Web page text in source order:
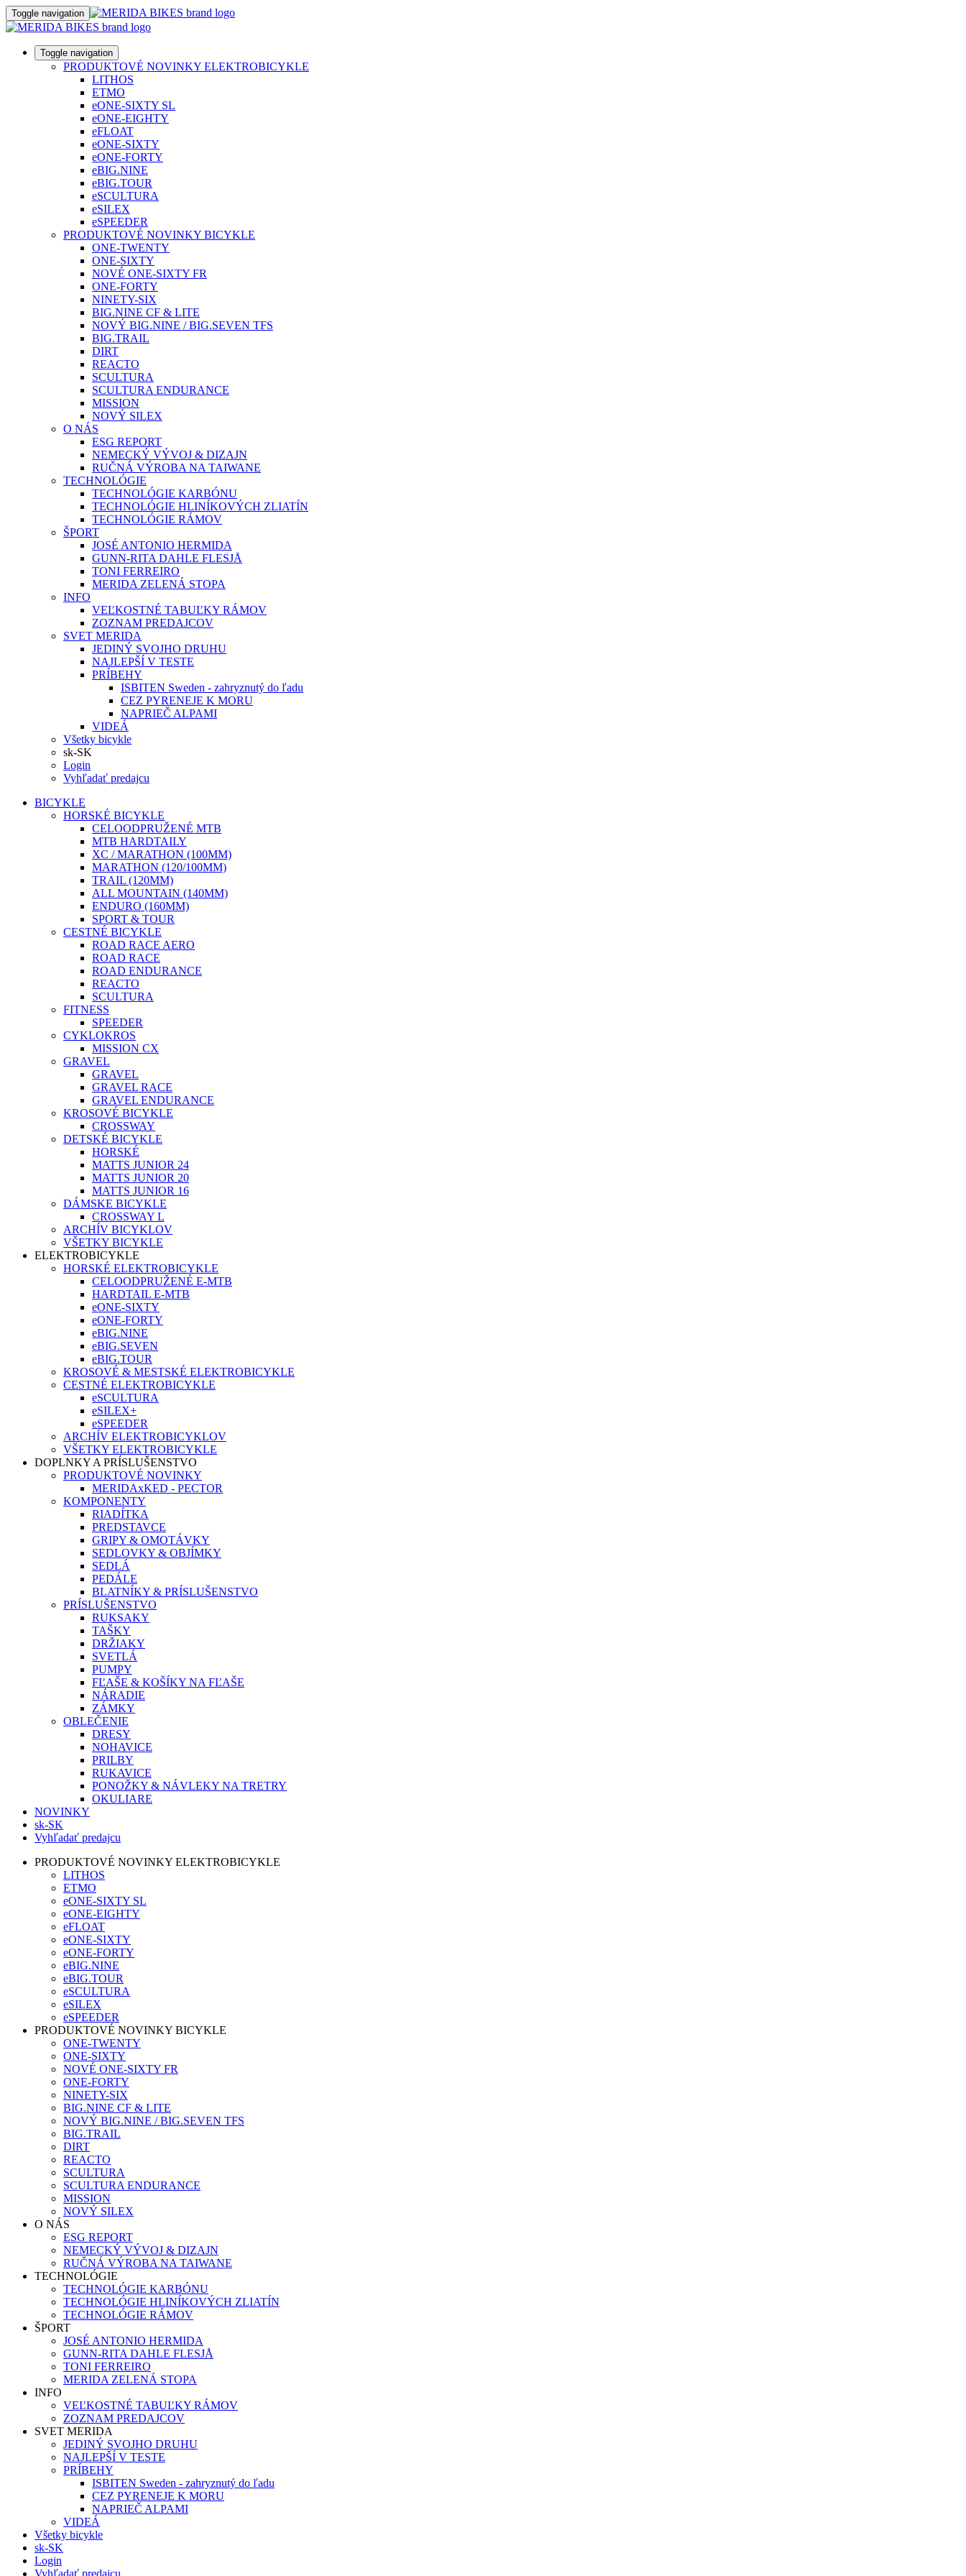
Toggle navigation
Toggle navigation
PRODUKTOVÉ NOVINKY ELEKTROBICYKLE
LITHOS
ETMO
eONE-SIXTY SL
eONE-EIGHTY
eFLOAT
eONE-SIXTY
eONE-FORTY
eBIG.NINE
eBIG.TOUR
eSCULTURA
eSILEX
eSPEEDER
PRODUKTOVÉ NOVINKY BICYKLE
ONE-TWENTY
ONE-SIXTY
NOVÉ ONE-SIXTY FR
ONE-FORTY
NINETY-SIX
BIG.NINE CF & LITE
NOVÝ BIG.NINE / BIG.SEVEN TFS
BIG.TRAIL
DIRT
REACTO
SCULTURA
SCULTURA ENDURANCE
MISSION
NOVÝ SILEX
O NÁS
ESG REPORT
NEMECKÝ VÝVOJ & DIZAJN
RUČNÁ VÝROBA NA TAIWANE
TECHNOLÓGIE
TECHNOLÓGIE KARBÓNU
TECHNOLÓGIE HLINÍKOVÝCH ZLIATÍN
TECHNOLÓGIE RÁMOV
ŠPORT
JOSÉ ANTONIO HERMIDA
GUNN-RITA DAHLE FLESJÅ
TONI FERREIRO
MERIDA ZELENÁ STOPA
INFO
VEĽKOSTNÉ TABUĽKY RÁMOV
ZOZNAM PREDAJCOV
SVET MERIDA
JEDINÝ SVOJHO DRUHU
NAJLEPŠÍ V TESTE
PRÍBEHY
ISBITEN Sweden - zahryznutý do ľadu
CEZ PYRENEJE K MORU
NAPRIEČ ALPAMI
VIDEÁ
Všetky bicykle
sk-SK
Login
Vyhľadať predajcu
BICYKLE
HORSKÉ BICYKLE
CELOODPRUŽENÉ MTB
MTB HARDTAILY
XC / MARATHON (100MM)
MARATHON (120/100MM)
TRAIL (120MM)
ALL MOUNTAIN (140MM)
ENDURO (160MM)
SPORT & TOUR
CESTNÉ BICYKLE
ROAD RACE AERO
ROAD RACE
ROAD ENDURANCE
REACTO
SCULTURA
FITNESS
SPEEDER
CYKLOKROS
MISSION CX
GRAVEL
GRAVEL
GRAVEL RACE
GRAVEL ENDURANCE
KROSOVÉ BICYKLE
CROSSWAY
DETSKÉ BICYKLE
HORSKÉ
MATTS JUNIOR 24
MATTS JUNIOR 20
MATTS JUNIOR 16
DÁMSKE BICYKLE
CROSSWAY L
ARCHÍV BICYKLOV
VŠETKY BICYKLE
ELEKTROBICYKLE
HORSKÉ ELEKTROBICYKLE
CELOODPRUŽENÉ E-MTB
HARDTAIL E-MTB
eONE-SIXTY
eONE-FORTY
eBIG.NINE
eBIG.SEVEN
eBIG.TOUR
KROSOVÉ & MESTSKÉ ELEKTROBICYKLE
CESTNÉ ELEKTROBICYKLE
eSCULTURA
eSILEX+
eSPEEDER
ARCHÍV ELEKTROBICYKLOV
VŠETKY ELEKTROBICYKLE
DOPLNKY A PRÍSLUŠENSTVO
PRODUKTOVÉ NOVINKY
MERIDAxKED - PECTOR
KOMPONENTY
RIADÍTKA
PREDSTAVCE
GRIPY & OMOTÁVKY
SEDLOVKY & OBJÍMKY
SEDLÁ
PEDÁLE
BLATNÍKY & PRÍSLUŠENSTVO
PRÍSLUŠENSTVO
RUKSAKY
TAŠKY
DRŽIAKY
SVETLÁ
PUMPY
FĽAŠE & KOŠÍKY NA FĽAŠE
NÁRADIE
ZÁMKY
OBLEČENIE
DRESY
NOHAVICE
PRILBY
RUKAVICE
PONOŽKY & NÁVLEKY NA TRETRY
OKULIARE
NOVINKY
sk-SK
Vyhľadať predajcu
PRODUKTOVÉ NOVINKY ELEKTROBICYKLE
LITHOS
ETMO
eONE-SIXTY SL
eONE-EIGHTY
eFLOAT
eONE-SIXTY
eONE-FORTY
eBIG.NINE
eBIG.TOUR
eSCULTURA
eSILEX
eSPEEDER
PRODUKTOVÉ NOVINKY BICYKLE
ONE-TWENTY
ONE-SIXTY
NOVÉ ONE-SIXTY FR
ONE-FORTY
NINETY-SIX
BIG.NINE CF & LITE
NOVÝ BIG.NINE / BIG.SEVEN TFS
BIG.TRAIL
DIRT
REACTO
SCULTURA
SCULTURA ENDURANCE
MISSION
NOVÝ SILEX
O NÁS
ESG REPORT
NEMECKÝ VÝVOJ & DIZAJN
RUČNÁ VÝROBA NA TAIWANE
TECHNOLÓGIE
TECHNOLÓGIE KARBÓNU
TECHNOLÓGIE HLINÍKOVÝCH ZLIATÍN
TECHNOLÓGIE RÁMOV
ŠPORT
JOSÉ ANTONIO HERMIDA
GUNN-RITA DAHLE FLESJÅ
TONI FERREIRO
MERIDA ZELENÁ STOPA
INFO
VEĽKOSTNÉ TABUĽKY RÁMOV
ZOZNAM PREDAJCOV
SVET MERIDA
JEDINÝ SVOJHO DRUHU
NAJLEPŠÍ V TESTE
PRÍBEHY
ISBITEN Sweden - zahryznutý do ľadu
CEZ PYRENEJE K MORU
NAPRIEČ ALPAMI
VIDEÁ
Všetky bicykle
sk-SK
Login
Vyhľadať predajcu